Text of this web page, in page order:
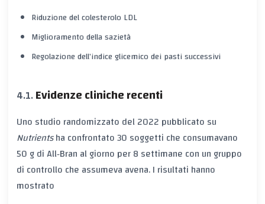
Riduzione delcolesterolo LDL
Miglioramento dellasazietà
Regolazione dell’indice glicemicodei pasti successivi
Evidenze cliniche recenti
Uno studio randomizzato del 2022 pubblicato su
Nutrientsha confrontato 30 soggetti che consumavano
50 g di All‑Bran al giorno per 8 settimane con un gruppo
di controllo che assumeva avena. I risultati hanno
mostrato